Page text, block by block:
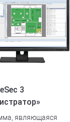
3
являющаяся